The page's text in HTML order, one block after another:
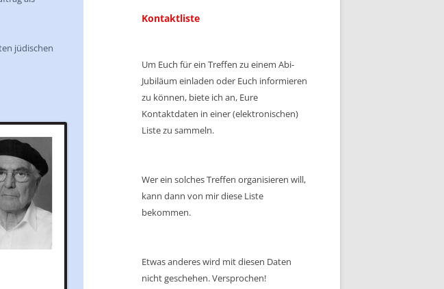
jüdischen
Kontaktliste
Um Euch für ein Treffen zu einem Abi-
Jubiläum einladen oder Euch informieren
zu können, biete ich an, Eure
Kontaktdaten in einer (elektronischen)
Liste zu sammeln.
Wer ein solches Treffen organisieren will,
kann dann von mir diese Liste
bekommen.
Etwas anderes wird mit diesen Daten
nicht geschehen. Versprochen!